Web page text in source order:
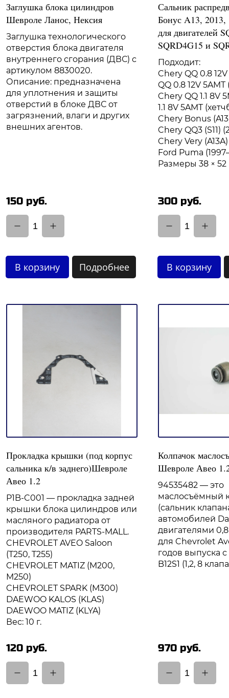
Заглушка блока цилиндров
Шевроле Ланос, Нексия
Заглушка технологического
отверстия блока двигателя
внутреннего сгорания (ДВС) с
артикулом 8830020.
Описание: предназначена
для уплотнения и защиты
отверстий в блоке ДВС от
загрязнений, влаги и других
внешних агентов.
150 руб.
1
В корзину Подробнее
Сальник
Бонус A13,
для двигателей
SQRD4G15 и
Подходит:
Chery QQ 0.8
QQ 0.8 12V 5AMT
Chery QQ 1.1 8V
1.1 8V 5AMT
Chery Bonus
Chery QQ3 (S11)
Chery Very (A13A)
Ford Puma
Размеры 38 × 52
300 руб.
1
В корзину
Прокладка крышки (под корпус
сальника к/в заднего)Шевроле
Авео 1.2
P1B-C001 — прокладка задней
крышки блока цилиндров или
масляного радиатора от
производителя PARTS-MALL.
CHEVROLET AVEO Saloon
(T250, T255)
CHEVROLET MATIZ (M200,
M250)
CHEVROLET SPARK (M300)
DAEWOO KALOS (KLAS)
DAEWOO MATIZ (KLYA)
Вес: 10 г.
120 руб.
1
Колпачок
Шевроле Авео
94535482 — это
маслосъёмный
(сальник
автомобилей
двигателями 0,8
для Chevrolet
годов выпуска
B12S1 (1,2, 8
970 руб.
1